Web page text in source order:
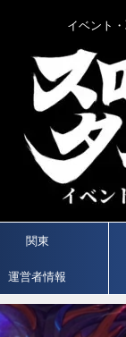
イベント
関東
運営者情報